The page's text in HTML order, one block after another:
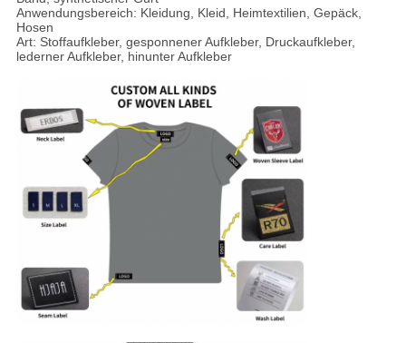
Anwendungsbereich: Kleidung, Kleid, Heimtextilien, Gepäck,
Hosen
Art: Stoffaufkleber, gesponnener Aufkleber, Druckaufkleber,
lederner Aufkleber, hinunter Aufkleber